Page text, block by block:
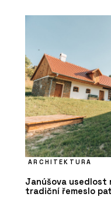
ARCHITEKTURA
Janúšova usedlost
tradiční řemeslo